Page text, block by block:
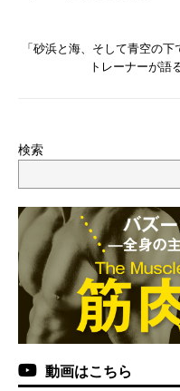
「砂浜と海、そして青空の
トレーナーが語
検索
動画はこちら